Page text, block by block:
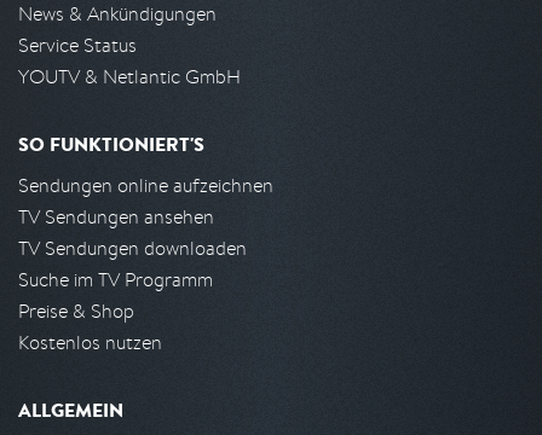
News & Ankündigungen
Service Status
YOUTV & Netlantic GmbH
SO FUNKTIONIERT'S
Sendungen online aufzeichnen
TV Sendungen ansehen
TV Sendungen downloaden
Suche im TV Programm
Preise & Shop
Kostenlos nutzen
ALLGEMEIN